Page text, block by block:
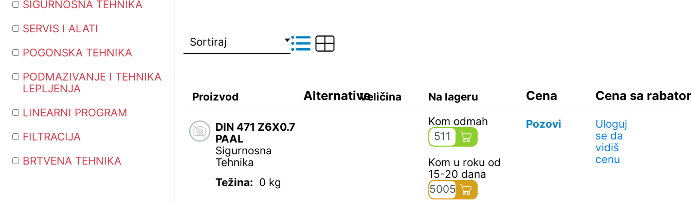
SIGURNOSNA TEHNIKA
SERVIS I ALATI
POGONSKA TEHNIKA
PODMAZIVANJE I TEHNIKA
LEPLJENJA
LINEARNI PROGRAM
FILTRACIJA
BRTVENA TEHNIKA
Proizvod AlternativeVeličina Na lageru Cena Cena sa
DIN 471 Z6X0.7
PAAL
Sigurnosna
Tehnika
Težina: 0 kg
Kom odmah
511
Kom u roku od
15-20 dana
5005
Pozovi
Uloguj
se da
vidiš
cenu